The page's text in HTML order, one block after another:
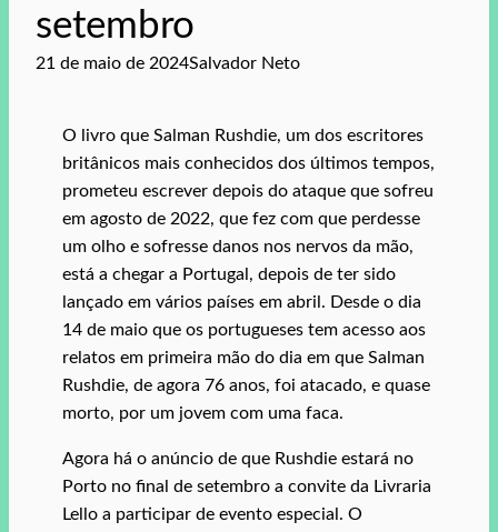
setembro
21 de maio de 2024Salvador Neto
O livro que Salman Rushdie, um dos escritores
britânicos mais conhecidos dos últimos tempos,
prometeu escrever depois do ataque que sofreu
em agosto de 2022, que fez com que perdesse
um olho e sofresse danos nos nervos da mão,
está a chegar a Portugal, depois de ter sido
lançado em vários países em abril. Desde o dia
14 de maio que os portugueses tem acesso aos
relatos em primeira mão do dia em que Salman
Rushdie, de agora 76 anos, foi atacado, e quase
morto, por um jovem com uma faca.
Agora há o anúncio de que Rushdie estará no
Porto no final de setembro a convite da Livraria
Lello a participar de evento especial. O